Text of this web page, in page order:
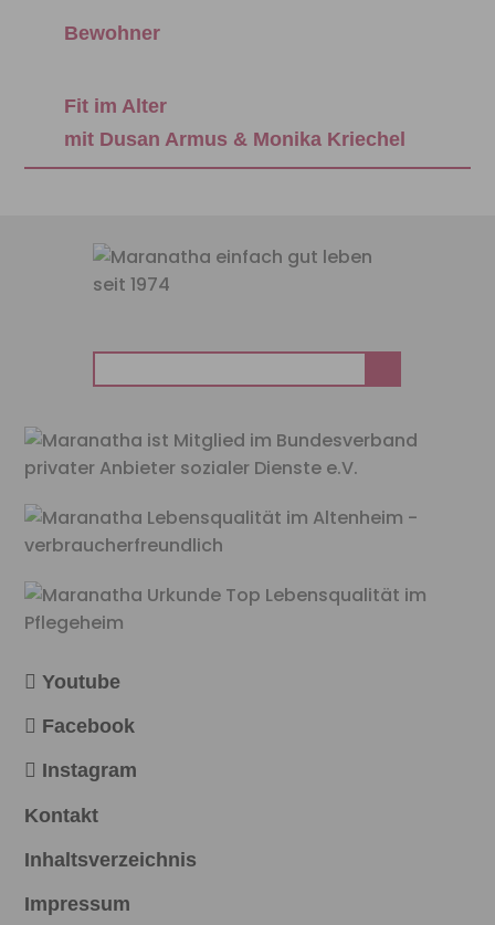
Bewohner
Fit im Alter
mit Dusan Armus & Monika Kriechel
nach:
Youtube
Facebook
Instagram
Kontakt
Inhaltsverzeichnis
Impressum